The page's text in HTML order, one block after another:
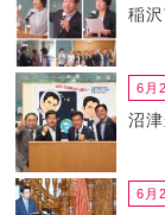
稲
6月
沼
6月